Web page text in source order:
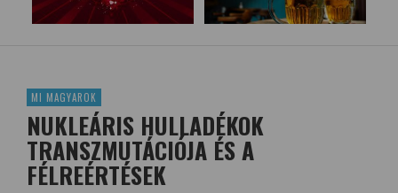
MI MAGYAROK
NUKLEÁRIS HULLADÉKOK
TRANSZMUTÁCIÓJA ÉS A
FÉLREÉRTÉSEK